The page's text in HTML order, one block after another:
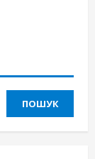
ПОШУК